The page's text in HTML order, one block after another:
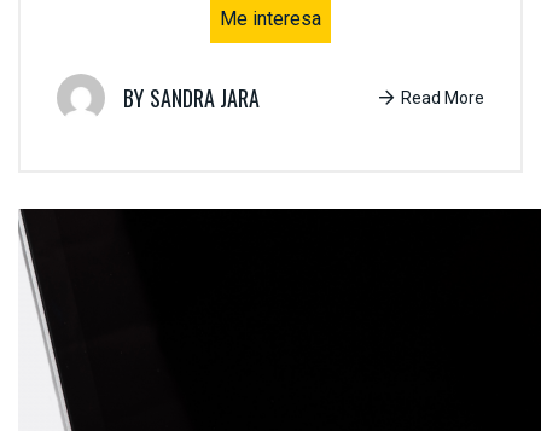
Me interesa
SANDRA JARA Read More